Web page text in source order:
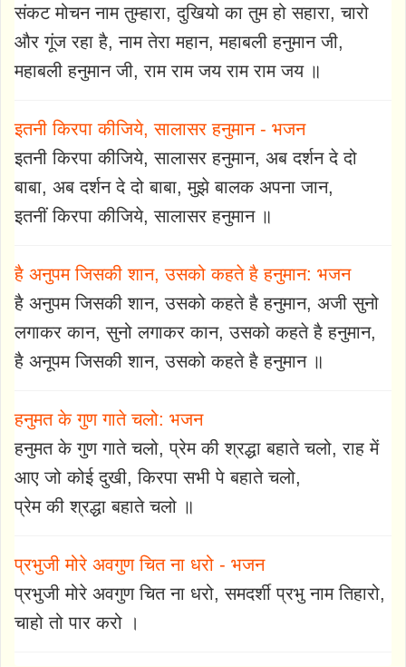
संकट मोचन नाम तुम्हारा, दुखियो का तुम हो सहारा, चारो
और गूंज रहा है, नाम तेरा महान, महाबली हनुमान जी,
महाबली हनुमान जी, राम राम जय राम राम जय ॥
इतनी किरपा कीजिये, सालासर हनुमान - भजन
इतनी किरपा कीजिये, सालासर हनुमान, अब दर्शन दे दो
बाबा, अब दर्शन दे दो बाबा, मुझे बालक अपना जान,
इतनीं किरपा कीजिये, सालासर हनुमान ॥
है अनुपम जिसकी शान, उसको कहते है हनुमान: भजन
है अनुपम जिसकी शान, उसको कहते है हनुमान, अजी सुनो
लगाकर कान, सुनो लगाकर कान, उसको कहते है हनुमान,
है अनूपम जिसकी शान, उसको कहते है हनुमान ॥
हनुमत के गुण गाते चलो: भजन
हनुमत के गुण गाते चलो, प्रेम की श्रद्धा बहाते चलो, राह में
आए जो कोई दुखी, किरपा सभी पे बहाते चलो,
प्रेम की श्रद्धा बहाते चलो ॥
प्रभुजी मोरे अवगुण चित ना धरो - भजन
प्रभुजी मोरे अवगुण चित ना धरो, समदर्शी प्रभु नाम तिहारो,
चाहो तो पार करो ।